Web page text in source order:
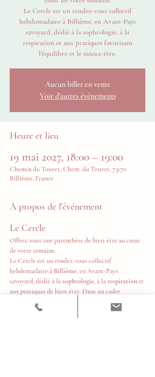
Le Cercle est un rendez-vous collectif
hebdomadaire à Billième, en Avant-Pays
savoyard, dédié à la sophrologie, à la
respiration et aux pratiques favorisant
l'équilibre et le mieux-être.
Aucun billet en vente
Voir d'autres événements
Heure et lieu
19 mai 2027, 18:00 – 19:00
Chemin du Touvet, Chem. du Touvet, 73170
Billième, France
À propos de l'événement
Le Cercle
Offrez-vous une parenthèse de bien-être au cœur
de votre semaine.
Le Cercle est un rendez-vous collectif
hebdomadaire à Billième, en Avant-Pays
savoyard, dédié à la sophrologie, à la respiration et
aux pratiques de bien-être. Dans un cadre
chaleureux et bienveillant, chacun est invité à
prendre un temps pour soi, relâcher les tensions,